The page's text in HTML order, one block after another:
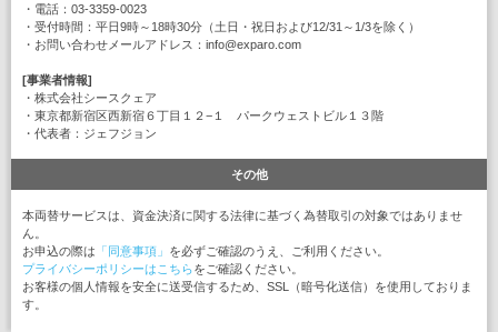
・電話：03-3359-0023
・受付時間：平日9時～18時30分（土日・祝日および12/31～1/3を除く）
・お問い合わせメールアドレス：info@exparo.com
[事業者情報]
・株式会社シースクェア
・東京都新宿区西新宿６丁目１２−１ パークウェストビル１３階
・代表者：ジェフジョン
その他
本両替サービスは、資金決済に関する法律に基づく為替取引の対象ではありませ
ん。
お申込の際は 「同意事項」 を必ずご確認のうえ、ご利用ください。
プライバシーポリシーはこちらをご確認ください。
お客様の個人情報を安全に送受信するため、SSL（暗号化送信）を使用しておりま
す。